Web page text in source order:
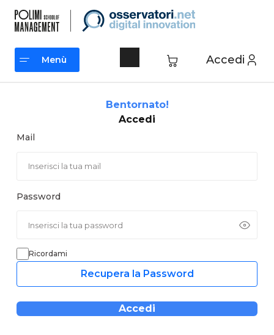
contenuto
Accedi
Menù
Bentornato!
Accedi
Mail
Password
Ricordami
Recupera la Password
Accedi